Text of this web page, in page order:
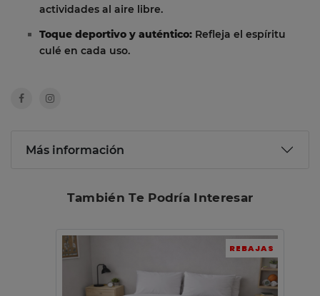
actividades al aire libre.
Toque deportivo y auténtico: Refleja el espíritu
culé en cada uso.
Más información
También Te Podría Interesar
REBAJAS